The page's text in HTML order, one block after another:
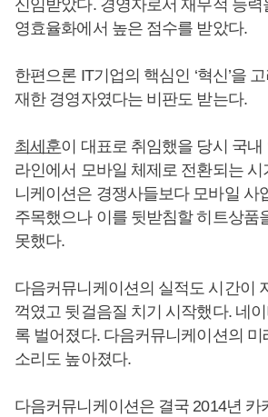
신임받았다. 경영자로서 재무적 능력
영효율화에서 높은 점수를 받았다.
한편으론 IT기업의 핵심인 ‘혁신’을
재한 경영자였다는 비판도 받는다.
최세훈이 대표로 취임했을 당시 국
라인에서 모바일 체제로 전환되는
니케이션은 경쟁사들보다 모바일 사
주목했으나 이를 뒷받침할 히트상품
못했다.
다음커뮤니케이션의 실적도 시간이
꺽였고 뒷걸음질 치기 시작했다. 네
록 벌어졌다. 다음커뮤니케이션의
소리도 높아졌다.
다음커뮤니케이션은 결국 2014년 카